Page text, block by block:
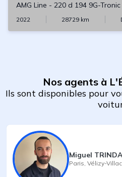
AMG Line - 220 d 194 9G-Tronic
2022 28729 km
Nos agents à
Ils sont disponibles pour
Miguel
Paris Vélizy-